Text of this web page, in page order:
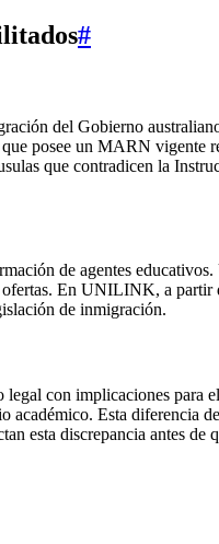
#
del Gobierno
posee un MARN vigente
que contradicen la
de agentes
En UNILINK, a
de inmigración.
con implicaciones para
Esta diferencia
esta discrepancia antes de